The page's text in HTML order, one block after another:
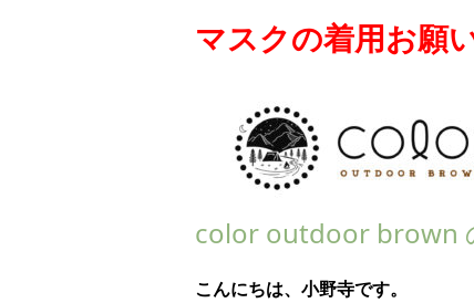
マスクの着用お願
color outdoor brown
こんにちは、小野寺です。